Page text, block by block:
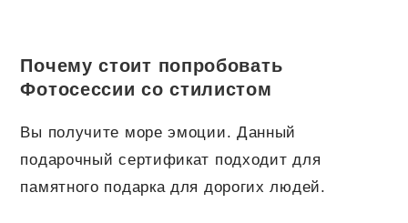
Почему стоит попробовать
Фотосессии со стилистом
Вы получите море эмоции. Данный
подарочный сертификат подходит для
памятного подарка для дорогих людей.